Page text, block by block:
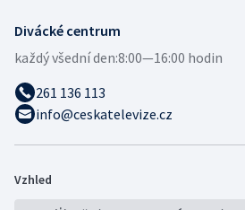
Divácké centrum
každý všední den:8:00—16:00 hodin
261 136 113
info@ceskatelevize.cz
Vzhled